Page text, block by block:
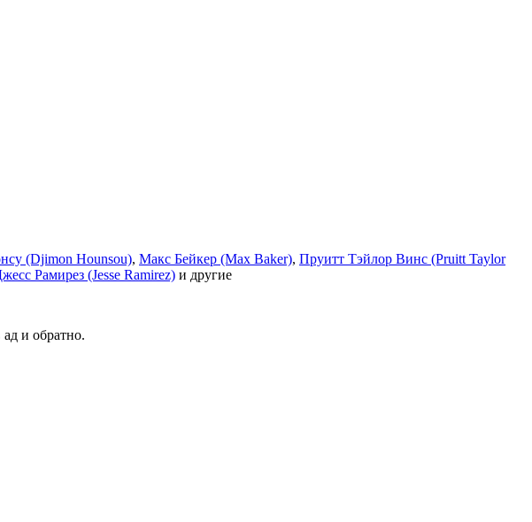
(Djimon Hounsou), Макс Бейкер (Max Baker), Пруитт Тэйлор Винс (Pruitt Taylor
Рамирез (Jesse Ramirez) и другие
и обратно.